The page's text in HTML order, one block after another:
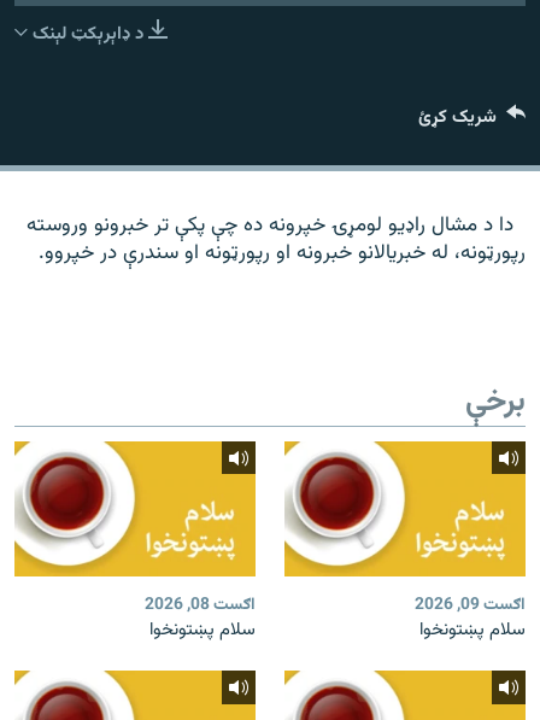
د ازادې اروپا راډیو ټولې ووبپاڼې
د ډاېرېکټ لېنک
شریک کړئ
دا د مشال راډیو لومړۍ خپرونه ده چې پکې تر خبرونو وروسته
رپورټونه، له خبریالانو خبرونه او رپورټونه او سندرې در خپروو.
برخې
اګست 09, 2026
سلام پښتونخوا
اګست 08, 2026
سلام پښتونخوا